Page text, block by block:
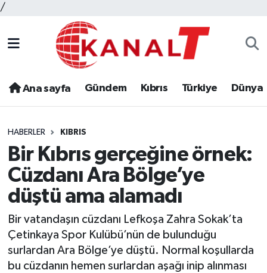
/
Ana sayfa Gündem Kıbrıs Türkiye Dünya
HABERLER KIBRIS
Bir Kıbrıs gerçeğine örnek:
Cüzdanı Ara Bölge’ye
düştü ama alamadı
Bir vatandaşın cüzdanı Lefkoşa Zahra Sokak’ta
Çetinkaya Spor Kulübü’nün de bulunduğu
surlardan Ara Bölge’ye düştü. Normal koşullarda
bu cüzdanın hemen surlardan aşağı inip alınması